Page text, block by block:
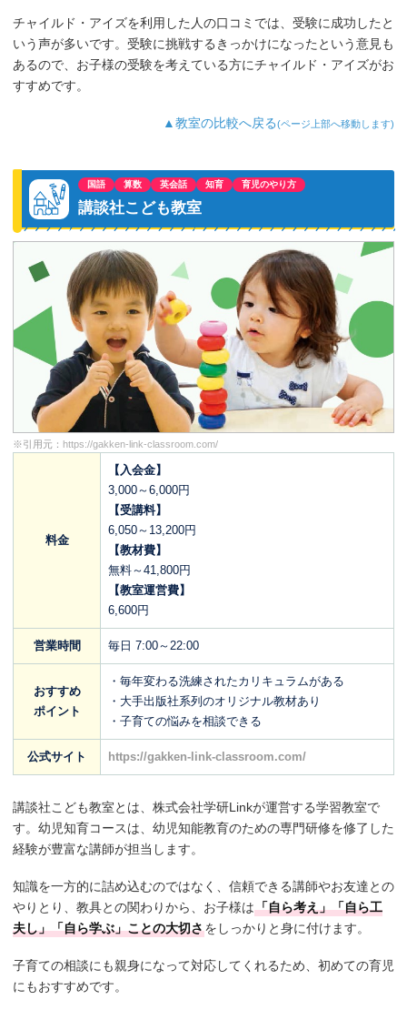
子が、いつもチャイルド・アイズの先生
が「大丈夫だから！できるから！」と励
ましてくれ、「こんなにできるんだか
とを、今日までずっと心の支えにしてい
たようです。本当にありがとうございま
チャイルド・アイズを利用した人の口コミでは、受験に成功したと
いう声が多いです。受験に挑戦するきっかけになったという意見も
あるので、お子様の受験を考えている方にチャイルド・アイズがお
すすめです。
▲教室の比較へ戻る(ページ上部へ移動します)
国語 算数 英会話 知育 育児のやり方
講談社こども教室
※引用元： https://gakken-link-classroom.com/
料金
【入会金】
3,000～6,000円
【受講料】
6,050～13,200円
【教材費】
無料～41,800円
【教室運営費】
6,600円
営業時間 毎日 7:00～22:00
おすすめ
ポイント
・毎年変わる洗練されたカリキュラムがある
・大手出版社系列のオリジナル教材あり
・子育ての悩みを相談できる
公式サイト https://gakken-link-classroom.com/
講談社こども教室とは、株式会社学研Linkが運営する学習教室で
す。幼児知育コースは、幼児知能教育のための専門研修を修了した
経験が豊富な講師が担当します。
知識を一方的に詰め込むのではなく、信頼できる講師やお友達との
やりとり、教具との関わりから、お子様は「自ら考え」「自ら工
夫し」「自ら学ぶ」ことの大切さをしっかりと身に付けます。
子育ての相談にも親身になって対応してくれるため、初めての育児
にもおすすめです。